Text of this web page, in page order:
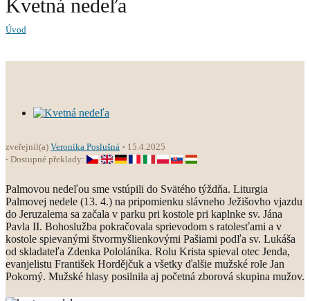
Kvetná nedeľa
Úvod
zveřejnil(a) Veronika Poslušná
15.4.2025
Dostupné překlady:
Palmovou nedeľou sme vstúpili do Svätého týždňa. Liturgia
Palmovej nedele (13. 4.) na pripomienku slávneho Ježišovho vjazdu
do Jeruzalema sa začala v parku pri kostole pri kaplnke sv. Jána
Pavla II. Bohoslužba pokračovala sprievodom s ratolesťami a v
kostole spievanými štvormyšlienkovými Pašiami podľa sv. Lukáša
od skladateľa Zdenka Pololáníka. Rolu Krista spieval otec Jenda,
evanjelistu František Hordějčuk a všetky ďalšie mužské role Jan
Pokorný. Mužské hlasy posilnila aj početná zborová skupina mužov.